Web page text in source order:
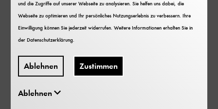
und die Zugriffe auf unserer Webseite zu analysieren. Sie helfen uns dabei, die
Webseite zu optimieren und Ihr persönliches Nutzungserlebnis zu verbessern. Ihre
Einwilligung können Sie jederzeit widerrufen. Weitere Informationen erhalten Sie in
derDatenschutzerklärung.
Ablehnen Zustimmen
Ablehnen